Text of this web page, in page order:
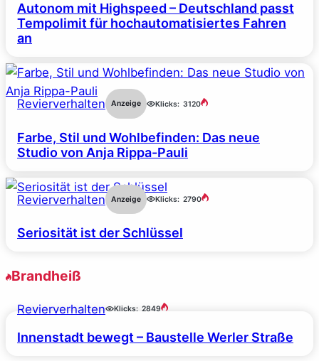
Autonom mit Highspeed – Deutschland passt
Tempolimit für hochautomatisiertes Fahren
an
Revierverhalten Anzeige Klicks: 3120
Farbe, Stil und Wohlbefinden: Das neue
Studio von Anja Rippa-Pauli
Revierverhalten Anzeige Klicks: 2790
Seriosität ist der Schlüssel
Brandheiß
Revierverhalten Klicks: 2849
Innenstadt bewegt – Baustelle Werler Straße